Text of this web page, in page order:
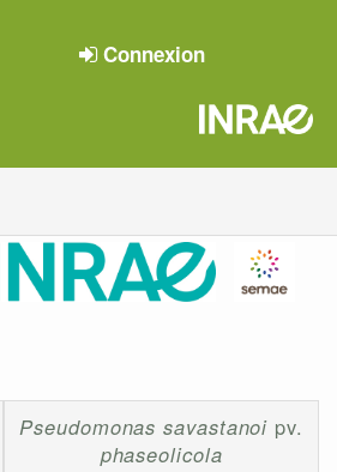
Connexion
Pseudomonas savastanoi pv.
phaseolicola